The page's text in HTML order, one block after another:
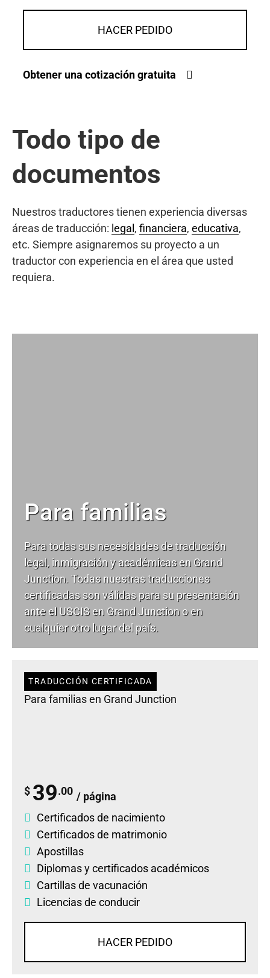
HACER PEDIDO
Obtener una cotización gratuita
Todo tipo de
documentos
Nuestros traductores tienen experiencia diversas
áreas de traducción: legal , financiera, educativa,
etc. Siempre asignaremos su proyecto a un
traductor con experiencia en el área que usted
requiera.
Para familias
Para todas sus necesidades detraducción
legal, inmigración y académicas en Grand
Junction. Todas nuestras traducciones
certificadas son válidas para su presentación
ante el USCIS en Grand Junction o en
cualquier otro lugar del país.
TRADUCCIÓN CERTIFICADA
Para familias en Grand Junction
$ 39.00 / página
Certificados de nacimiento
Certificados de matrimonio
Apostillas
Diplomasycertificados académicos
Cartillas de vacunación
Licencias de conducir
HACER PEDIDO